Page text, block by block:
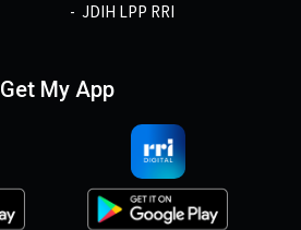
JDIH LPP RRI
Get My App